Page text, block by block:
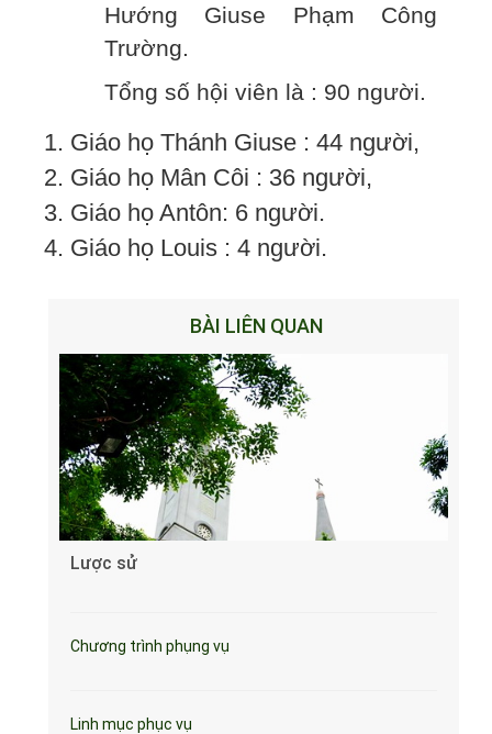
Hướng Giuse Phạm Công
Trường.
Tổng số hội viên là : 90 người.
1. Giáo họ Thánh Giuse : 44 người,
2. Giáo họ Mân Côi : 36 người,
3. Giáo họ Antôn: 6 người.
4. Giáo họ Louis : 4 người.
BÀI LIÊN QUAN
Lược sử
Chương trình phụng vụ
Linh mục phục vụ